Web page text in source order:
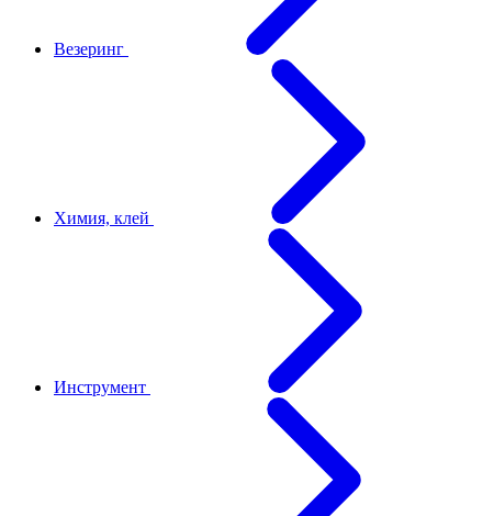
Везеринг
Химия, клей
Инструмент